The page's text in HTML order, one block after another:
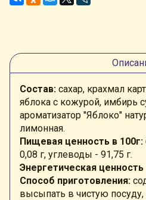
Состав: сахар, крахмал
яблока с кожурой, имбирь
ароматизатор "Яблоко"
лимонная.
Пищевая ценность в 100г:
0,08 г, углеводы - 91,75 г.
Энергетическая ценность
Способ приготовления:
высыпать в чистую посуду,